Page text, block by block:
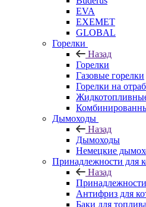
EVA
EXEMET
GLOBAL
Горелки
Назад
Горелки
Газовые горелки
Горелки на
Дымоходы
Назад
Дымоходы
Немецкие
Принадлежности для
Назад
Антифриз для
Баки для топлива